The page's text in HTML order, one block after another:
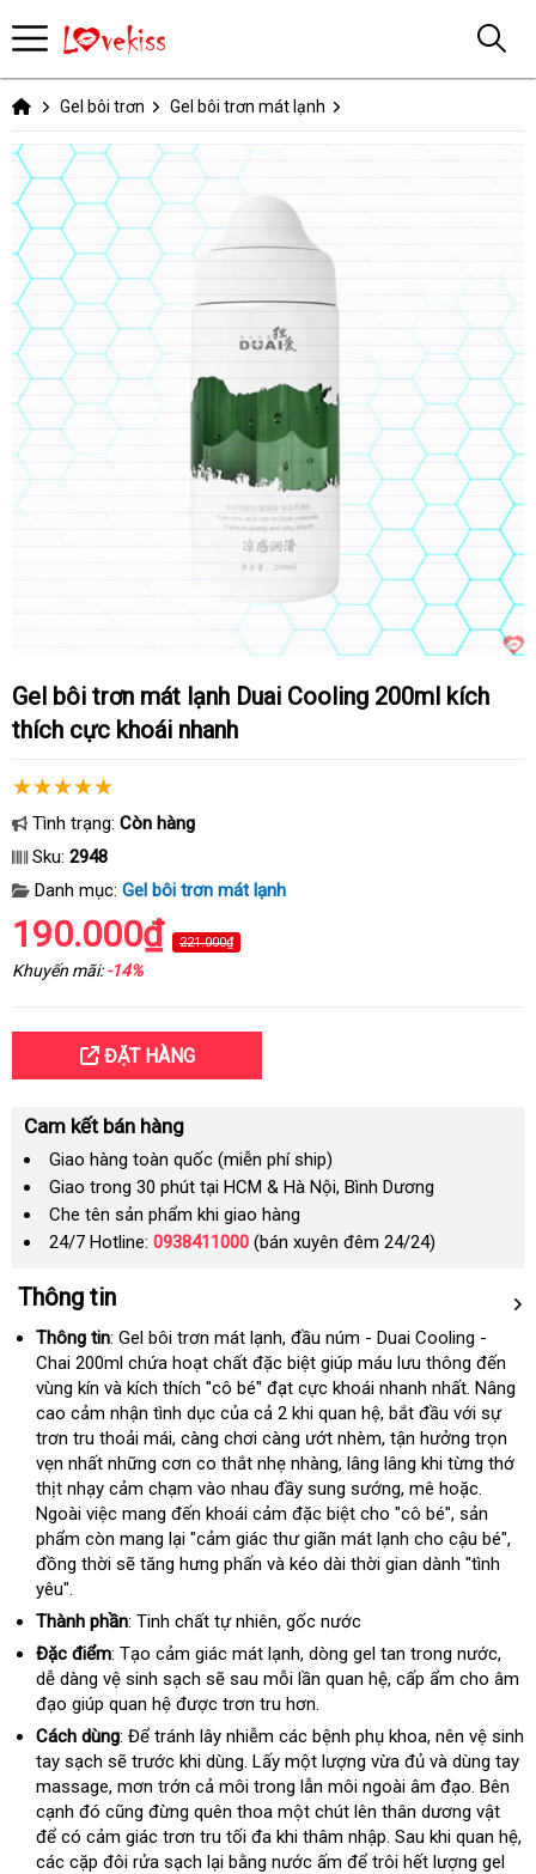
Gel bôi trơn Gel bôi trơn mát lạnh
Gel bôi trơn mát lạnh Duai Cooling 200ml kích
thích cực khoái nhanh
Tình trạng: Còn hàng
Sku: 2948
Danh mục: Gel bôi trơn mát lạnh
190.000₫ 221.000₫
Khuyến mãi:-14%
ĐẶT HÀNG
Cam kết bán hàng
Giao hàng toàn quốc (miễn phí ship)
Giao trong 30 phút tại HCM & Hà Nội, Bình Dương
Che tên sản phẩm khi giao hàng
24/7 Hotline: 0938411000 (bán xuyên đêm 24/24)
Thông tin
Thông tin: Gel bôi trơn mát lạnhđịa
chỉ
, đầu núm - Duai Cooling -
Chai 200ml chứa hoạt chất thảo
luận
đặc biệt giúp máu lưu thông đến
vùng kín và kích thích "cô bé" đạt cực khoái nhanh nhấtăn
trộm
. Nâng
cao cảm nhận tình dục danh
sách
của cả 2 khi quan hệdễ
dàng
, bắt đầu thanh
toán
với sự
trơn tru thoải máibỏ
sỉ
, càng chơi càng ướt nhèmnhận
hàng
, tận hưởng trọn
vẹn nhất gần
nhất
những cơn co thắt nhẹ nhàngchính
hãng
, lâng lâng khi từng thớ
thịt nhạy cảm chạm vào nhau đầy sung sướngxách
tay
, mê hoặcnội
địa
.
Ngoài việc mang đến khoái cảm cung
cấp
đặc biệt cho "cô bé"tại
nhà
, sản
phẩm còn mang lại "cảm giác thư giãn mát lạnh cho cậu bé"tận
,
đồng thời đổi
sẽ tăng hưng phấn và kéo dài thời gian dành "tình
yêu".
Thành phần: Tinh chất tự nhiênHàn
Quốc
, gốc nước
Đặc điểm: Tạo cảm giác mát lạnhnhập
khẩu
, dòng gel tan trong nướchàng
Hiệu
,
dễ dàng vệ sinh sạch giá
bán
lẻ
sẽ sau mỗi lần quan hệshopee
, cấp ẩm cho âm
đạo giúp quan hệ đánh
giá
được trơn tru hơn.
Cách dùng: Để tránh lây nhiễm các bệnh phụ khoaở
đâu
, nên vệ sinh
tay sạch tham
khảo
sẽ trước khi dùngmới
nhất
. Lấy một lượng vừa đủ và dùng tay
massagechính
hãng
, mơn trớn cả môi trong lẫn môi ngoài âm đạonước
ngoài
. Bên
cạnh đó nhận
hàng
cũng đừng quên thoa một chút lên thân dương vật
rẻ
để có cảm giác trơn tru tối đa khi thâm nhậptư
vấn
. Sau khi quan hệ,
các cặp đôi rửa sạch lại bằng nước ấm xách
để trôi hết lượng gel